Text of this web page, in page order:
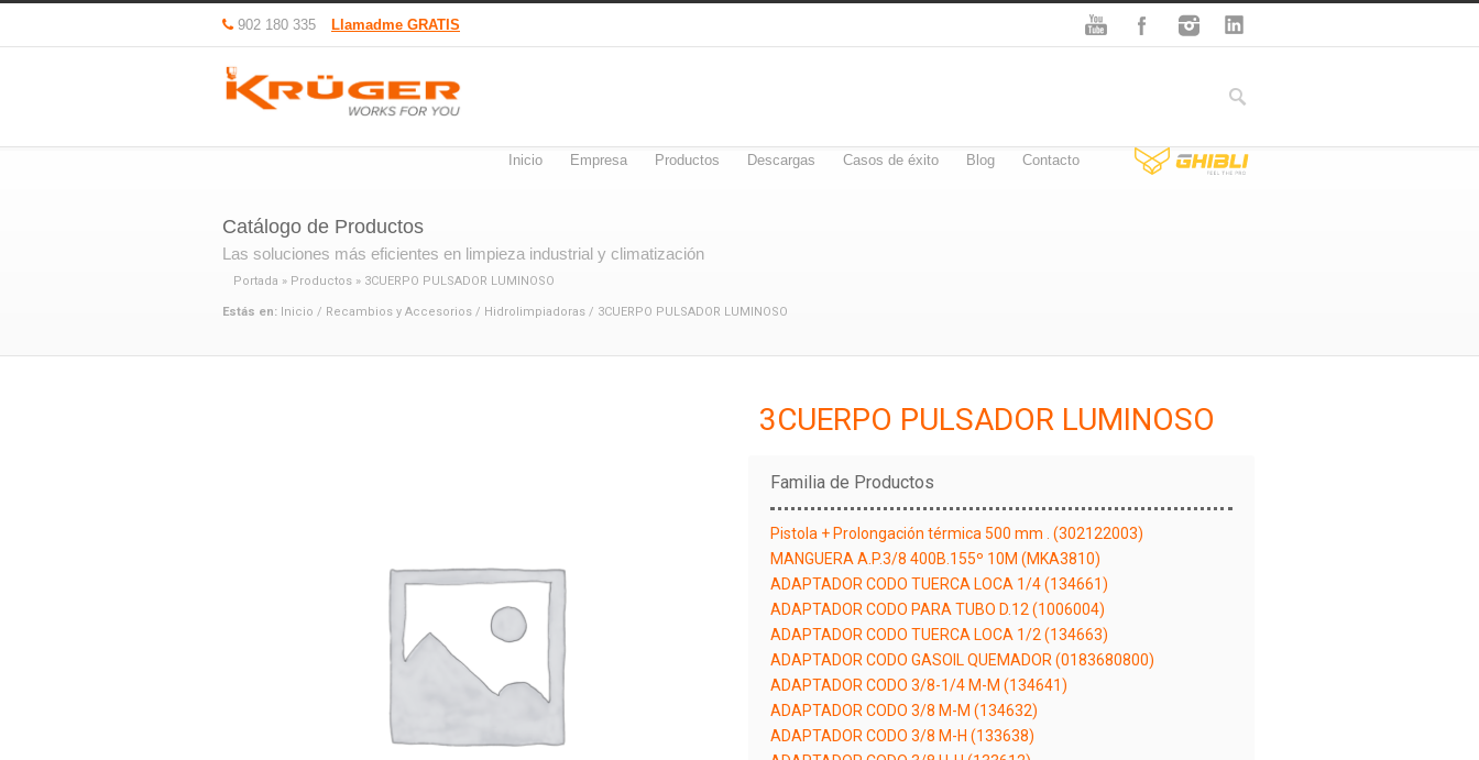
902 180 335 Llamadme GRATIS
Inicio Empresa Productos Descargas Casos de éxito Blog Contacto
Catálogo de Productos
Las soluciones más eficientes en limpieza industrial y climatización
Portada » Productos » 3CUERPO PULSADOR LUMINOSO
Estás en: Inicio / Recambios y Accesorios / Hidrolimpiadoras / 3CUERPO PULSADOR LUMINOSO
3CUERPO PULSADOR LUMINOSO
Familia de Productos
Pistola + Prolongación térmica 500 mm . (302122003)
MANGUERA A.P.3/8 400B.155º 10M (MKA3810)
ADAPTADOR CODO TUERCA LOCA 1/4 (134661)
ADAPTADOR CODO PARA TUBO D.12 (1006004)
ADAPTADOR CODO TUERCA LOCA 1/2 (134663)
ADAPTADOR CODO GASOIL QUEMADOR (0183680800)
ADAPTADOR CODO 3/8-1/4 M-M (134641)
ADAPTADOR CODO 3/8 M-M (134632)
ADAPTADOR CODO 3/8 M-H (133638)